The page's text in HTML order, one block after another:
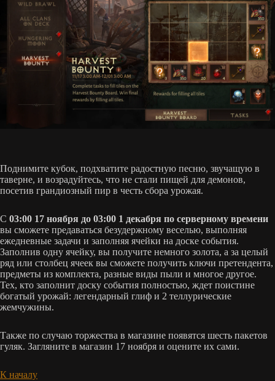
Поднимите кубок, подхватите радостную песню, звучащую в
таверне, и возрадуйтесь, что не стали пищей для демонов,
посетив грандиозный пир в честь сбора урожая.
С 03:00 17 ноября до 03:00 1 декабря по серверному времени
вы сможете предаваться безудержному веселью, выполняя
ежедневные задачи и заполняя ячейки на доске события.
Заполнив одну ячейку, вы получите немного золота, а за целый
ряд или столбец ячеек вы сможете получить ключи претендента,
предметы из комплекта, разные виды пыли и многое другое.
Тех, кто заполнит доску события полностью, ждет поистине
богатый урожай: легендарный глиф и 2 теллурические
жемчужины.
Также по случаю торжества в магазине появятся шесть пакетов
гуляк. Загляните в магазин 17 ноября и оцените их сами.
К началу